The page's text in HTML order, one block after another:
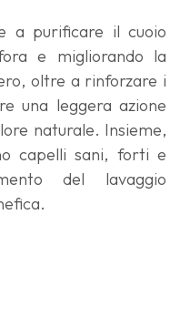
a purificare il cuoio
e migliorando la
oltre a rinforzare i
una leggera azione
naturale. Insieme,
capelli sani, forti e
del lavaggio